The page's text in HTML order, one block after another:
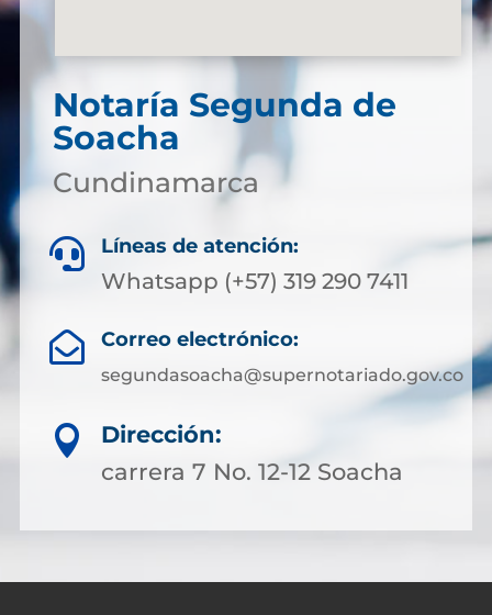
Notaría Segunda de
Soacha
Cundinamarca
 Líneas de atención:
Whatsapp (+57) 319 290 7411
 Correo electrónico:
segundasoacha@supernotariado.gov.co

Dirección:
carrera 7 No. 12-12 Soacha